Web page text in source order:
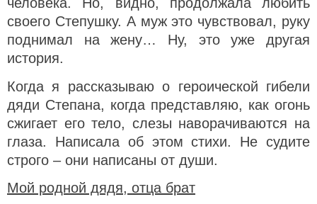
своего Степушку. А муж это чувствовал, руку
поднимал на жену… Ну, это уже другая
история.
Когда я рассказываю о героической гибели
дяди Степана, когда представляю, как огонь
сжигает его тело, слезы наворачиваются на
глаза. Написала об этом стихи. Не судите
строго – они написаны от души.
Мой родной дядя, отца брат